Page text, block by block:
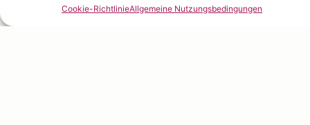
Cookie-RichtlinieAllgemeine Nutzungsbedingungen
die lebendige Natur achtet.